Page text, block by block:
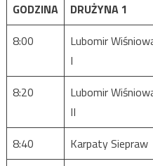
GODZINA DRUŻYNA 1
8:00
Lubomir
I
8:20
Lubomir
II
8:40 Karpaty Siepraw